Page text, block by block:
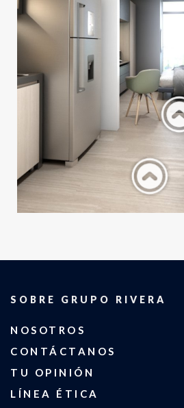
SOBRE GRUPO RIVERA
NOSOTROS
CONTÁCTANOS
TU OPINIÓN
LÍNEA ÉTICA